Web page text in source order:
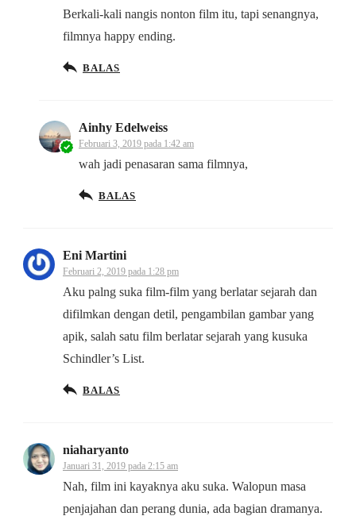
Berkali-kali nangis nonton film itu, tapi senangnya,
filmnya happy ending.
BALAS
Ainhy Edelweiss
Februari 3, 2019 pada 1:42 am
wah jadi penasaran sama filmnya,
BALAS
Eni Martini
Februari 2, 2019 pada 1:28 pm
Aku palng suka film-film yang berlatar sejarah dan
difilmkan dengan detil, pengambilan gambar yang
apik, salah satu film berlatar sejarah yang kusuka
Schindler’s List.
BALAS
niaharyanto
Januari 31, 2019 pada 2:15 am
Nah, film ini kayaknya aku suka. Walopun masa
penjajahan dan perang dunia, ada bagian dramanya.